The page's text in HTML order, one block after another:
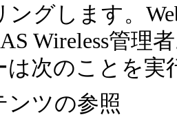
グします。
Wireless管
は次のことを実
ンツの参照